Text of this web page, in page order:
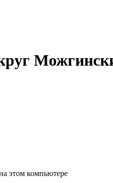
этом компьютере